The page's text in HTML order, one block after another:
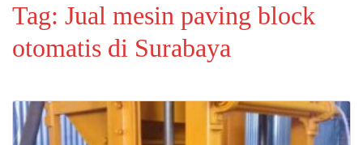
Tag: Jual mesin paving block
otomatis di Surabaya